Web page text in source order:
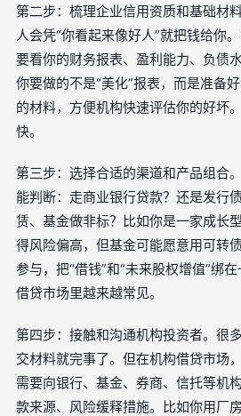
第二步：梳理企业信用资质和基础材
人会凭“你看起来像好人”就把钱给你
要看你的财务报表、盈利能力、负债
你要做的不是“美化”报表，而是准备
的材料，方便机构快速评估你的好坏
快。
第三步：选择合适的渠道和产品组合
能判断：走商业银行贷款？还是发行
赁、基金做非标？比如你是一家成长
得风险偏高，但基金可能愿意用可转
参与，把“借钱”和“未来股权增值”绑
借贷市场里越来越常见。
第四步：接触和沟通机构投资者。很
交材料就完事了。但在机构借贷市场
需要向银行、基金、券商、信托等机
款来源、风险缓释措施。比如你用厂